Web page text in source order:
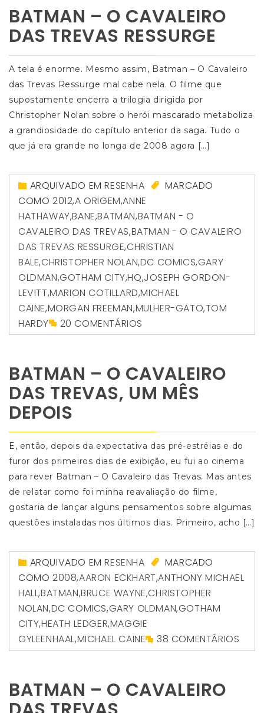
BATMAN – O CAVALEIRO
DAS TREVAS RESSURGE
A tela é enorme. Mesmo assim, Batman – O Cavaleiro
das Trevas Ressurge mal cabe nela. O filme que
supostamente encerra a trilogia dirigida por
Christopher Nolan sobre o herói mascarado metaboliza
a grandiosidade do capítulo anterior da saga. Tudo o
que já era grande no longa de 2008 agora […]
ARQUIVADO EMRESENHA
MARCADO
COMO 2012,A ORIGEM,ANNE
HATHAWAY,BANE,BATMAN,BATMAN - O
CAVALEIRO DAS TREVAS,BATMAN - O CAVALEIRO
DAS TREVAS RESSURGE,CHRISTIAN
BALE,CHRISTOPHER NOLAN,DC COMICS,GARY
OLDMAN,GOTHAM CITY,HQ,JOSEPH GORDON-
LEVITT,MARION COTILLARD,MICHAEL
CAINE,MORGAN FREEMAN,MULHER-GATO,TOM
HARDY
20 COMENTÁRIOS
BATMAN – O CAVALEIRO
DAS TREVAS, UM MÊS
DEPOIS
E, então, depois da expectativa das pré-estréias e do
furor dos primeiros dias de exibição, eu fui ao cinema
para rever Batman – O Cavaleiro das Trevas. Mas antes
de relatar como foi minha reavaliação do filme,
gostaria de lançar alguns pensamentos sobre algumas
questões instaladas nos últimos dias. Primeiro, acho […]
ARQUIVADO EMRESENHA
MARCADO
COMO 2008,AARON ECKHART,ANTHONY MICHAEL
HALL,BATMAN,BRUCE WAYNE,CHRISTOPHER
NOLAN,DC COMICS,GARY OLDMAN,GOTHAM
CITY,HEATH LEDGER,MAGGIE
GYLEENHAAL,MICHAEL CAINE 38 COMENTÁRIOS
BATMAN – O CAVALEIRO